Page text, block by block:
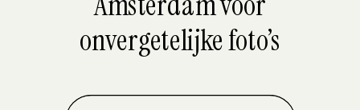
onvergetelijke foto’s